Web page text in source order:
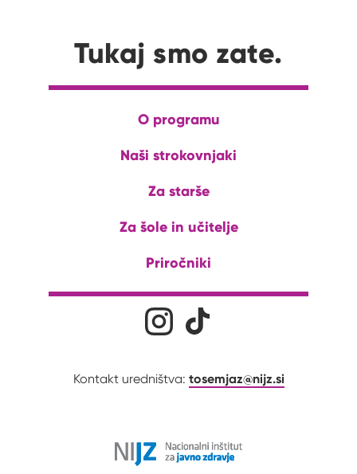
Tukaj smo zate.
O programu
Naši strokovnjaki
Za starše
Za šole in učitelje
Priročniki
Družabna omrežjaNa naš Instagram profil
Kontakt uredništva: tosemjaz@nijz.si